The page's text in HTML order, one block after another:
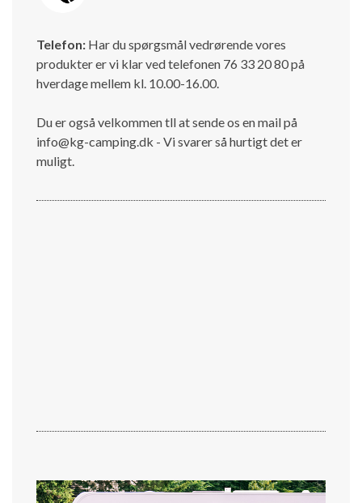
Telefon: Har du spørgsmål vedrørende vores
produkter er vi klar ved telefonen 76 33 20 80 på
hverdage mellem kl. 10.00-16.00.
Du er også velkommen tll at sende os en mail på
info@kg-camping.dk - Vi svarer så hurtigt det er
muligt.